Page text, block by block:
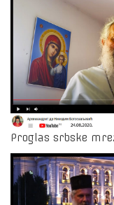
Proglas srbske